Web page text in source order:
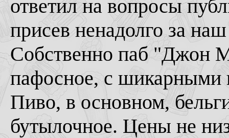
ответил на вопросы
присев ненадолго за
Собственно паб "Джон
пафосное, с шикарными
Пиво, в основном,
бутылочное. Цены не